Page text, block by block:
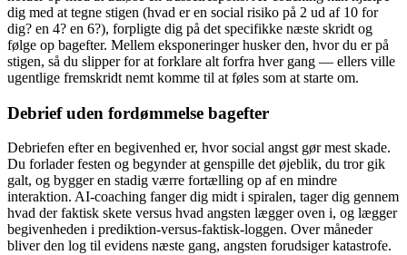
dig med at tegne stigen (hvad er en social risiko på 2 ud af 10 for
dig? en 4? en 6?), forpligte dig på det specifikke næste skridt og
følge op bagefter. Mellem eksponeringer husker den, hvor du er på
stigen, så du slipper for at forklare alt forfra hver gang — ellers ville
ugentlige fremskridt nemt komme til at føles som at starte om.
Debrief uden fordømmelse bagefter
Debriefen efter en begivenhed er, hvor social angst gør mest skade.
Du forlader festen og begynder at genspille det øjeblik, du tror gik
galt, og bygger en stadig værre fortælling op af en mindre
interaktion. AI-coaching fanger dig midt i spiralen, tager dig gennem
hvad der faktisk skete versus hvad angsten lægger oven i, og lægger
begivenheden i prediktion-versus-faktisk-loggen. Over måneder
bliver den log til evidens næste gang, angsten forudsiger katastrofe.